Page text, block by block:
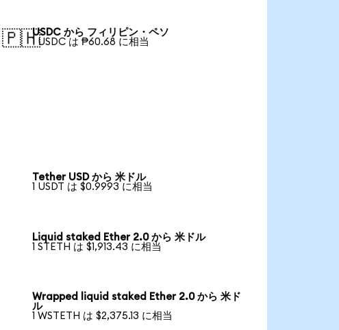
🇵🇭USDC から フィリピン・ペソ
1 USDC は ₱60.68 に相当
Tether USD から 米ドル
1 USDT は $0.9993 に相当
Liquid staked Ether 2.0 から 米ドル
1 STETH は $1,913.43 に相当
Wrapped liquid staked Ether 2.0 から 米ド
ル
1 WSTETH は $2,375.13 に相当